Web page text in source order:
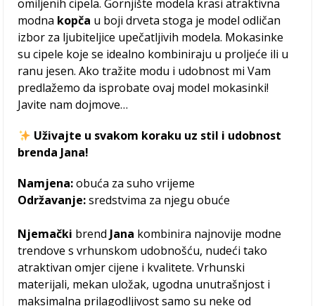
omiljenih cipela. Gornjište modela krasi atraktivna
modna kopča u boji drveta stoga je model odličan
izbor za ljubiteljice upečatljivih modela. Mokasinke
su cipele koje se idealno kombiniraju u proljeće ili u
ranu jesen. Ako tražite modu i udobnost mi Vam
predlažemo da isprobate ovaj model mokasinki!
Javite nam dojmove…
Uživajte u svakom koraku uz stil i udobnost
brenda Jana!
Namjena:obuća za suho vrijeme
Održavanje:sredstvima za njegu obuće
Njemački brend Jana kombinira najnovije modne
trendove s vrhunskom udobnošću, nudeći tako
atraktivan omjer cijene i kvalitete. Vrhunski
materijali, mekan uložak, ugodna unutrašnjost i
maksimalna prilagodljivost samo su neke od